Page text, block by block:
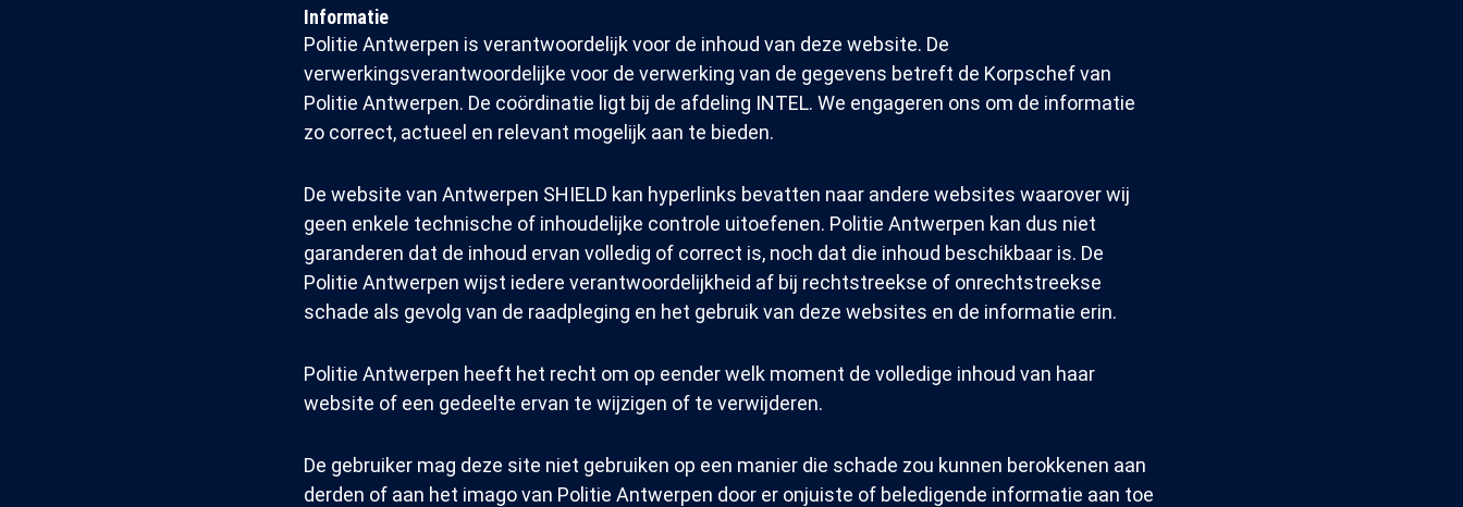
Informatie
Politie Antwerpen is verantwoordelijk voor de inhoud van deze website. De
verwerkingsverantwoordelijke voor de verwerking van de gegevens betreft de Korpschef van
Politie Antwerpen. De coördinatie ligt bij de afdeling INTEL. We engageren ons om de informatie
zo correct, actueel en relevant mogelijk aan te bieden.
De website van Antwerpen SHIELD kan hyperlinks bevatten naar andere websites waarover wij
geen enkele technische of inhoudelijke controle uitoefenen. Politie Antwerpen kan dus niet
garanderen dat de inhoud ervan volledig of correct is, noch dat die inhoud beschikbaar is. De
Politie Antwerpen wijst iedere verantwoordelijkheid af bij rechtstreekse of onrechtstreekse
schade als gevolg van de raadpleging en het gebruik van deze websites en de informatie erin.
Politie Antwerpen heeft het recht om op eender welk moment de volledige inhoud van haar
website of een gedeelte ervan te wijzigen of te verwijderen.
De gebruiker mag deze site niet gebruiken op een manier die schade zou kunnen berokkenen aan
derden of aan het imago van Politie Antwerpen door er onjuiste of beledigende informatie aan toe